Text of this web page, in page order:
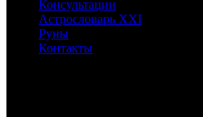
Консультации
Астрословарь XXI
Руны
Контакты